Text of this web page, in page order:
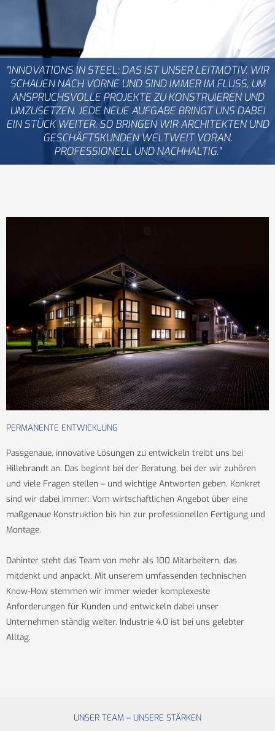
"INNOVATIONS IN STEEL: DAS IST UNSER LEITMOTIV. WIR
SCHAUEN NACH VORNE UND SIND IMMER IM FLUSS, UM
ANSPRUCHSVOLLE PROJEKTE ZU KONSTRUIEREN UND
UMZUSETZEN. JEDE NEUE AUFGABE BRINGT UNS DABEI
EIN STÜCK WEITER. SO BRINGEN WIR ARCHITEKTEN UND
GESCHÄFTSKUNDEN WELTWEIT VORAN.
PROFESSIONELL UND NACHHALTIG."
PERMANENTE ENTWICKLUNG
Passgenaue, innovative Lösungen zu entwickeln treibt uns bei
Hillebrandt an. Das beginnt bei der Beratung, bei der wir zuhören
und viele Fragen stellen – und wichtige Antworten geben. Konkret
sind wir dabei immer: Vom wirtschaftlichen Angebot über eine
maßgenaue Konstruktion bis hin zur professionellen Fertigung und
Montage.
Dahinter steht das Team von mehr als 100 Mitarbeitern, das
mitdenkt und anpackt. Mit unserem umfassenden technischen
Know-How stemmen wir immer wieder komplexeste
Anforderungen für Kunden und entwickeln dabei unser
Unternehmen ständig weiter. Industrie 4.0 ist bei uns gelebter
Alltag.
UNSER TEAM – UNSERE STÄRKEN